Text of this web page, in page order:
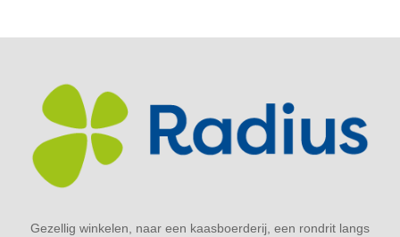
Gezellig winkelen, naar een kaasboerderij, een rondrit langs